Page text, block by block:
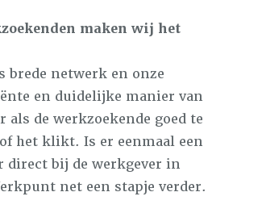
maken wij het
brede netwerk en onze
en duidelijke manier van
als de werkzoekende goed te
het klikt. Is er eenmaal een
direct bij de werkgever in
net een stapje verder.